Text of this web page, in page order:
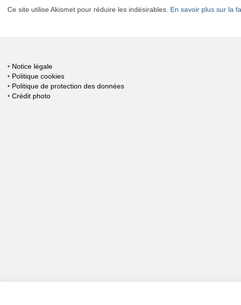
Ce site utilise Akismet pour réduire les indésirables. En savoir plus sur la
• Notice légale
• Politique cookies
• Politique de protection des données
• Crédit photo